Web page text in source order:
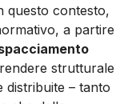
questo contesto,
a partire
strutturale
distribuite – tanto